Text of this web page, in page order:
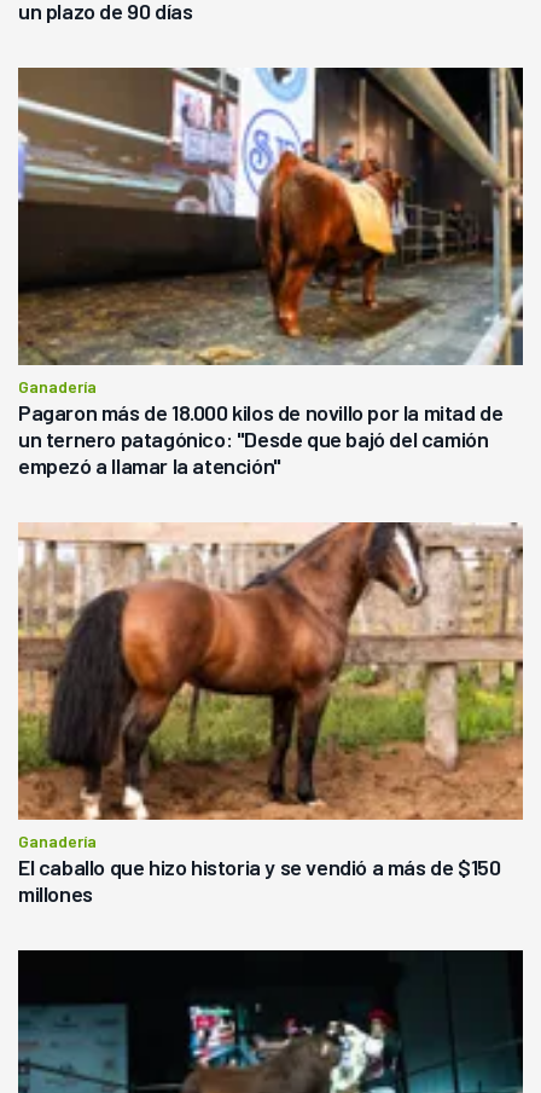
un plazo de 90 días
Ganadería
Pagaron más de 18.000 kilos de novillo por la mitad de
un ternero patagónico: "Desde que bajó del camión
empezó a llamar la atención"
Ganadería
El caballo que hizo historia y se vendió a más de $150
millones